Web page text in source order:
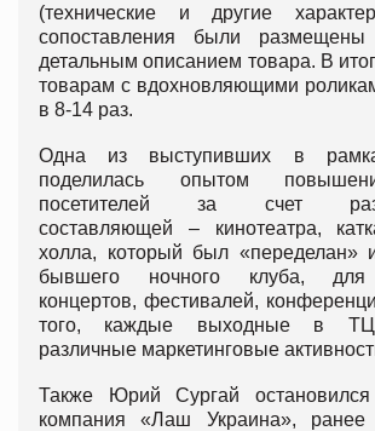
(технические и другие
сопоставления были
детальным описанием товара. В
товарам с вдохновляющими
в 8-14 раз.
Одна из выступивших в
поделилась опытом
посетителей за счет
составляющей – кинотеатра,
холла, который был «переделан»
бывшего ночного клуба, для
концертов, фестивалей,
того, каждые выходные в ТЦ
различные маркетинговые
Также Юрий Сургай
компания «Лаш Украина», ранее